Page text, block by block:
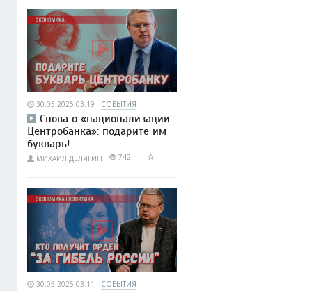
30.05.2025 03:19 СОБЫТИЯ
Снова о «национализации
Центробанка»: подарите им
букварь!
МИХАИЛ ДЕЛЯГИН 742
30.05.2025 03:11 СОБЫТИЯ